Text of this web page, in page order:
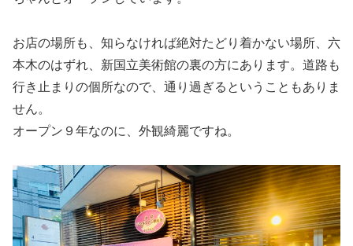
お店の場所も、知らなければ絶対たどり着かない場所、六
本木のはずれ、新国立美術館の裏の方にあります。道路も
行き止まりの個所なので、通り過ぎるということもありま
せん。
オープン９年なのに、外観綺麗ですね。